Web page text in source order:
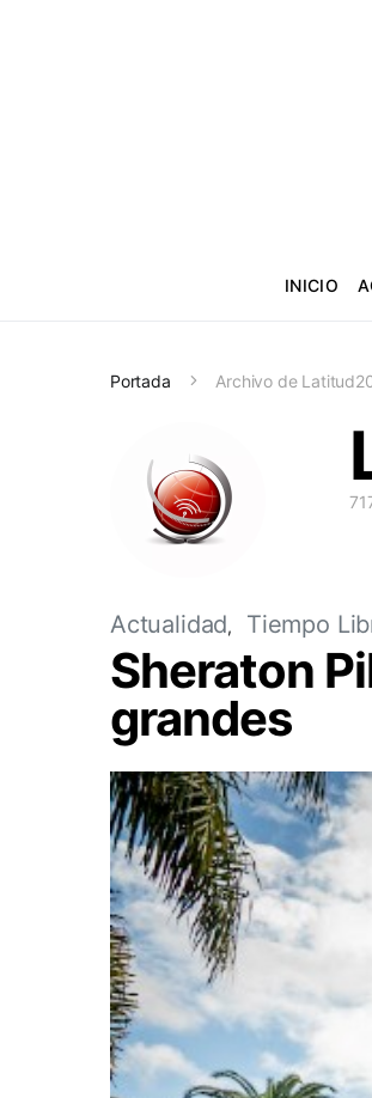
INICIO
Portada Archivo de
Actualidad Tiempo
Sheraton
grandes